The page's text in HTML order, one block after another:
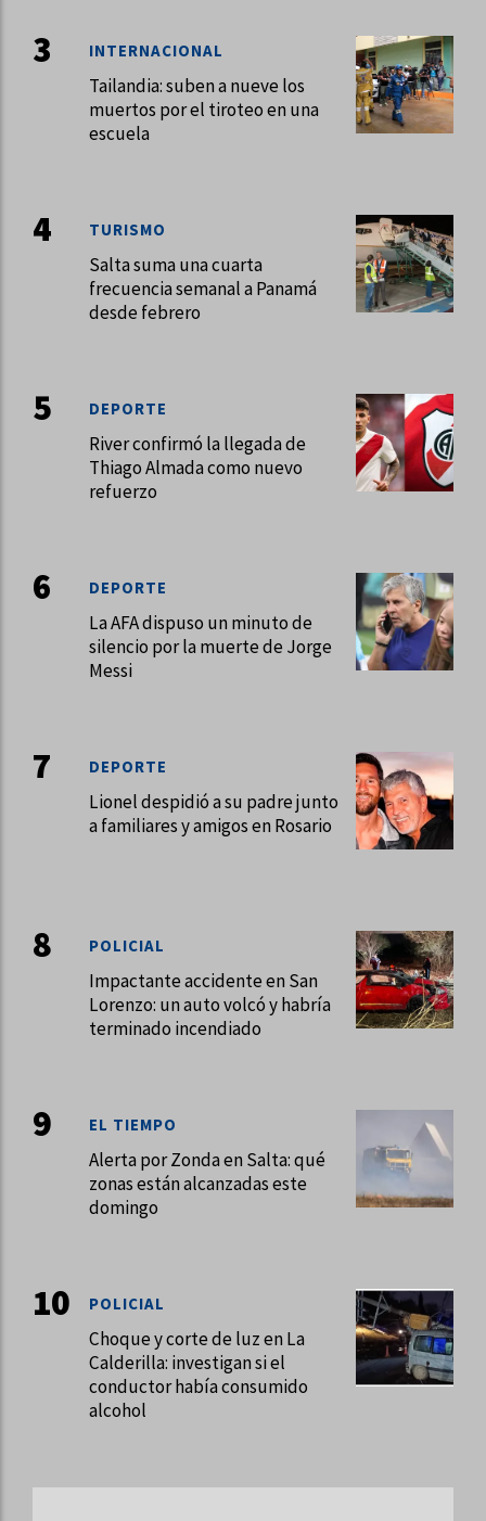
Tailandia: suben a nueve los
muertos por el tiroteo en una
escuela
INTERNACIONAL
Salta suma una cuarta
frecuencia semanal a Panamá
desde febrero
TURISMO
River confirmó la llegada de
Thiago Almada como nuevo
refuerzo
DEPORTE
La AFA dispuso un minuto de
silencio por la muerte de Jorge
Messi
DEPORTE
Lionel despidió a su padre junto
a familiares y amigos en Rosario
DEPORTE
Impactante accidente en San
Lorenzo: un auto volcó y habría
terminado incendiado
POLICIAL
Alerta por Zonda en Salta: qué
zonas están alcanzadas este
domingo
EL TIEMPO
Choque y corte de luz en La
Calderilla: investigan si el
conductor había consumido
alcohol
POLICIAL